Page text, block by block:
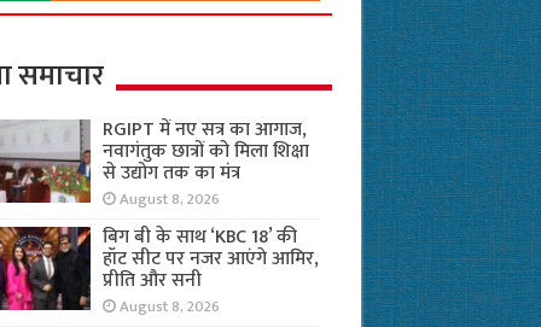
समाचार
RGIPT में नए सत्र का आगाज,
नवागंतुक छात्रों को मिला शिक्षा
से उद्योग तक का मंत्र
August 8, 2026
बिग बी के साथ ‘KBC 18’ की
हॉट सीट पर नजर आएंगे आमिर,
प्रीति और सनी
August 8, 2026